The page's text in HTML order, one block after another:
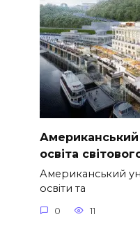
Американський
освіта
Американський
освіти та
0 11